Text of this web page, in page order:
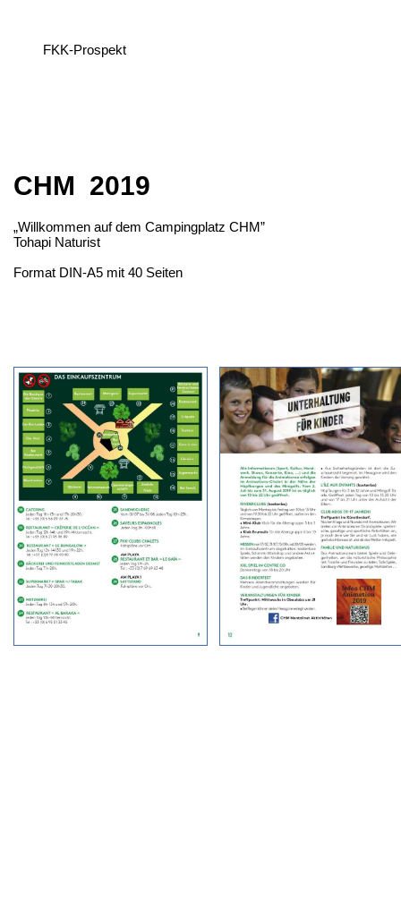
FKK-Prospekt
CHM 2019
„Willkommen auf dem Campingplatz CHM”
Tohapi Naturist
Format DIN-A5 mit 40 Seiten